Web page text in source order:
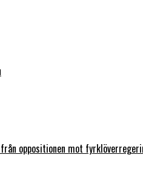
oppositionen mot